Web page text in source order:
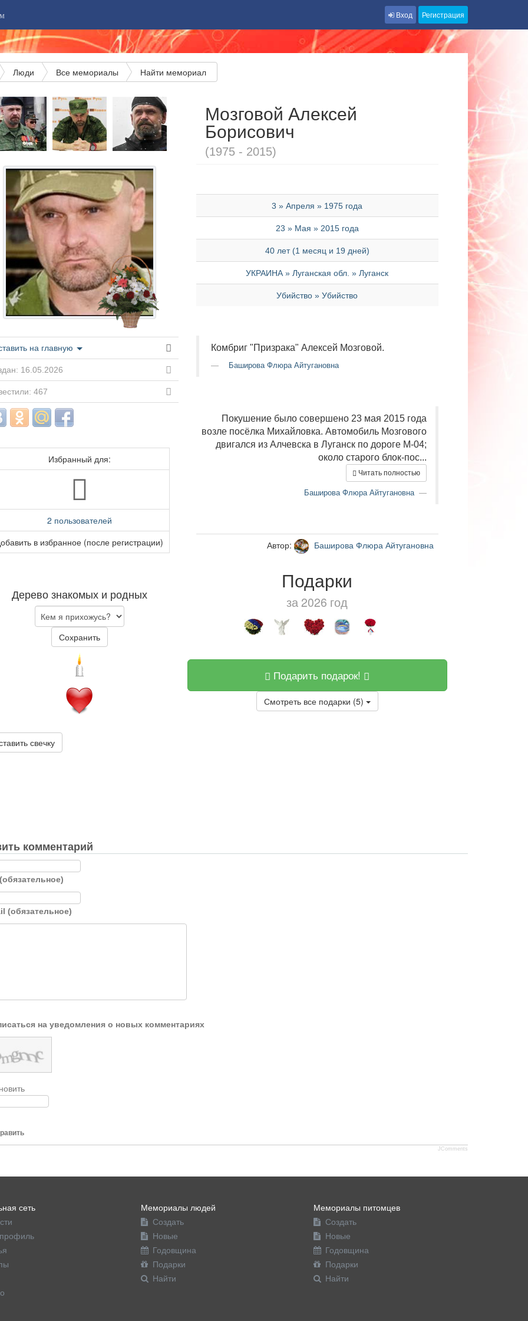
Вход Регистрация
Люди Все мемориалы Найти мемориал
на главную
16.05.2026
467
Избранный для:
2 пользователей
в избранное (после регистрации)
Дерево знакомых и родных
Сохранить
свечку
Мозговой Алексей
Борисович
(1975 - 2015)
3 » Апреля » 1975 года
23 » Мая » 2015 года
40 лет (1 месяц и 19 дней)
УКРАИНА » Луганская обл. » Луганск
Убийство » Убийство
Комбриг "Призрака" Алексей Мозговой.
Баширова Флюра Айтугановна
Покушение было совершено 23 мая 2015 года
возле посёлка Михайловка. Автомобиль Мозгового
двигался из Алчевска в Луганск по дороге М-04;
около старого блок-пос...
Читать полностью
Баширова Флюра Айтугановна
Автор: Баширова Флюра Айтугановна
Подарки
за 2026 год
Подарить подарок!
Смотреть все подарки (5)
комментарий
(обязательное)
на уведомления о новых комментариях
JComments
сеть
Мемориалы людей
Создать
Новые
Годовщина
Подарки
Найти
Мемориалы питомцев
Создать
Новые
Годовщина
Подарки
Найти